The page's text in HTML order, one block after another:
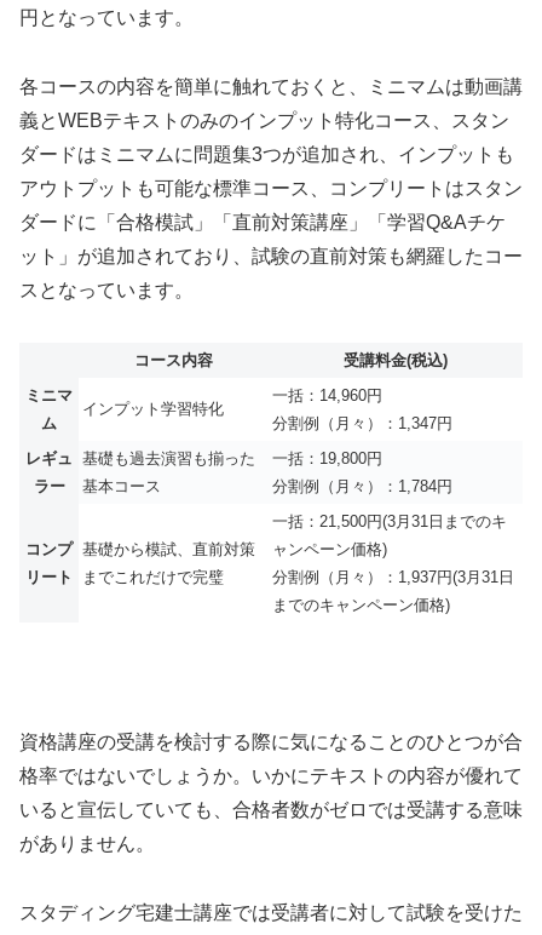
円となっています。
各コースの内容を簡単に触れておくと、ミニマムは動画講
義とWEBテキストのみのインプット特化コース、スタン
ダードはミニマムに問題集3つが追加され、インプットも
アウトプットも可能な標準コース、コンプリートはスタン
ダードに「合格模試」「直前対策講座」「学習Q&Aチケ
ット」が追加されており、試験の直前対策も網羅したコー
スとなっています。
コース内容
受講料金(税込)
ミニマ
ム
インプット学習特化
一括：14,960円
分割例（月々）：1,347円
レギュ
ラー
基礎も過去演習も揃った
基本コース
一括：19,800円
分割例（月々）：1,784円
コンプ
リート
基礎から模試、直前対策
までこれだけで完璧
一括：21,500円(3月31日までのキ
ャンペーン価格)
分割例（月々）：1,937円(3月31日
までのキャンペーン価格)
資格講座の受講を検討する際に気になることのひとつが合
格率ではないでしょうか。いかにテキストの内容が優れて
いると宣伝していても、合格者数がゼロでは受講する意味
がありません。
スタディング宅建士講座では受講者に対して試験を受けた